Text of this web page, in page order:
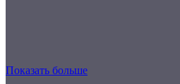
Показать больше